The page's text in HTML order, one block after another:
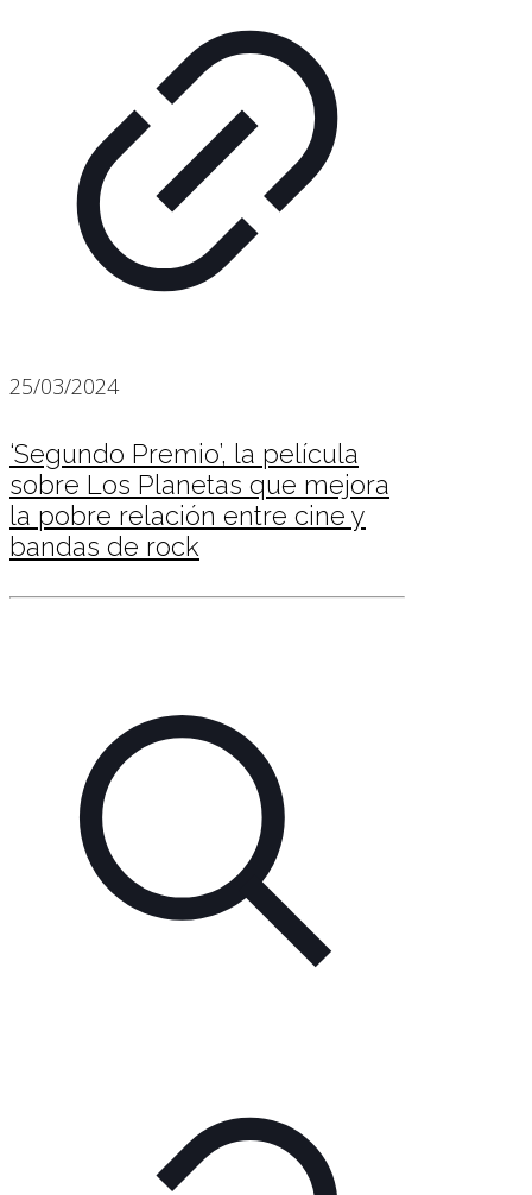
25/03/2024
‘Segundo Premio’, la película
sobre Los Planetas que mejora
la pobre relación entre cine y
bandas de rock